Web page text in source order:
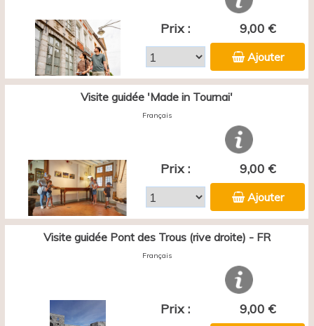
Prix : 9,00 €
Ajouter
Visite guidée 'Made in Tournai'
Français
Prix : 9,00 €
Ajouter
Visite guidée Pont des Trous (rive droite) - FR
Français
Prix : 9,00 €